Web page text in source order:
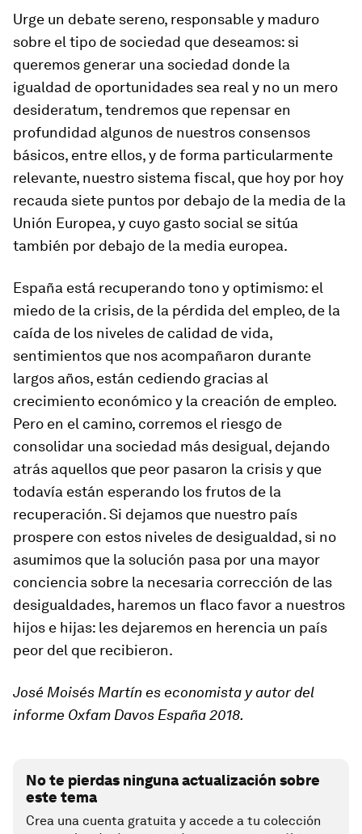
Urge un debate sereno, responsable y maduro
sobre el tipo de sociedad que deseamos: si
queremos generar una sociedad donde la
igualdad de oportunidades sea real y no un mero
desideratum,tendremos que repensar en
profundidad algunos de nuestros consensos
básicos, entre ellos, y de forma particularmente
relevante, nuestro sistema fiscal, que hoy por hoy
recauda siete puntos por debajo de la media de la
Unión Europea, y cuyo gasto social se sitúa
también por debajo de la media europea.
España está recuperando tono y optimismo: el
miedo de la crisis, de la pérdida del empleo, de la
caída de los niveles de calidad de vida,
sentimientos que nos acompañaron durante
largos años, están cediendo gracias al
crecimiento económico y la creación de empleo.
Pero en el camino, corremos el riesgo de
consolidar una sociedad más desigual, dejando
atrás aquellos que peor pasaron la crisis y que
todavía están esperando los frutos de la
recuperación. Si dejamos que nuestro país
prospere con estos niveles de desigualdad, si no
asumimos que la solución pasa por una mayor
conciencia sobre la necesaria corrección de las
desigualdades, haremos un flaco favor a nuestros
hijos e hijas: les dejaremos en herencia un país
peor del que recibieron.
José Moisés Martín es economista y autor del
informe Oxfam Davos España 2018.
No te pierdas ninguna actualización sobre
este tema
Crea una cuenta gratuita y accede a tu colección